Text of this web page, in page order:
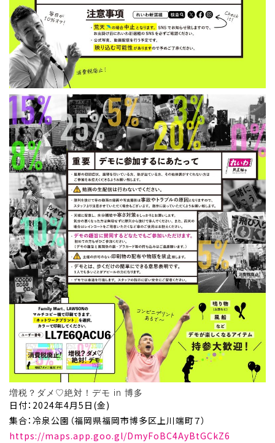
増税？ダメ♡絶対！デモ in 博多
日付：2024年4月5日(金)
集合：冷泉公園（福岡県福岡市博多区上川端町７）
https://maps.app.goo.gl/DmyFoBC4AyBtGCkZ6